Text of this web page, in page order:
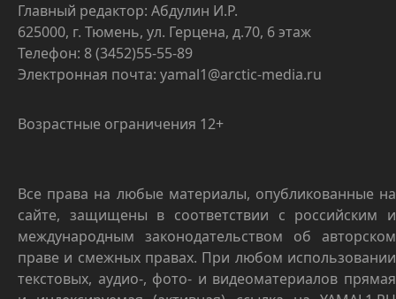
Главный редактор: Абдулин И.Р.
625000, г. Тюмень, ул. Герцена, д.70, 6 этаж
Телефон: 8 (3452)55-55-89
Электронная почта: yamal1@arctic-media.ru
Возрастные ограничения 12+
Все права на любые материалы, опубликованные на
сайте, защищены в соответствии с российским и
международным законодательством об авторском
праве и смежных правах. При любом использовании
текстовых, аудио-, фото- и видеоматериалов прямая